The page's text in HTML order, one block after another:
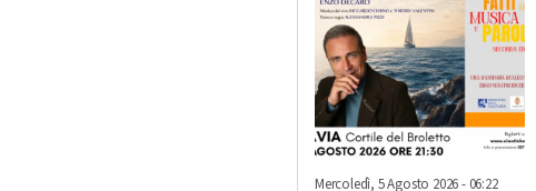
Mercoledì, 5 Agosto 2026 - 06:22